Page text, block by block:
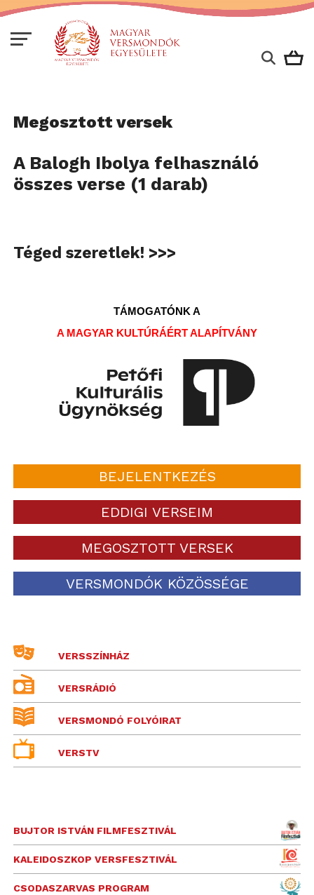
Megosztott versek
A Balogh Ibolya felhasználó
összes verse (1 darab)
Téged szeretlek! >>>
TÁMOGATÓNK A
A MAGYAR KULTÚRÁÉRT ALAPÍTVÁNY
BEJELENTKEZÉS
EDDIGI VERSEIM
MEGOSZTOTT VERSEK
VERSMONDÓK KÖZÖSSÉGE
VERSSZÍNHÁZ
VERSRÁDIÓ
VERSMONDÓ FOLYÓIRAT
VERSTV
BUJTOR ISTVÁN FILMFESZTIVÁL
KALEIDOSZKOP VERSFESZTIVÁL
CSODASZARVAS PROGRAM